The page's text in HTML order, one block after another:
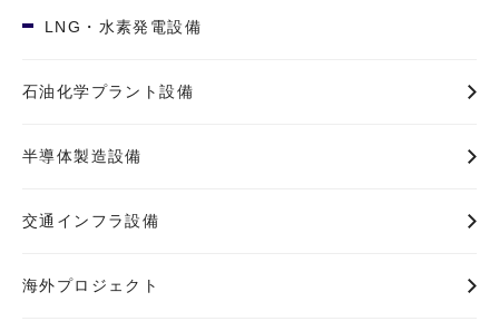
LNG・水素発電設備
石油化学プラント設備
半導体製造設備
交通インフラ設備
海外プロジェクト